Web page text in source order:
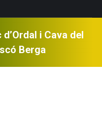
i Cava del
Berga